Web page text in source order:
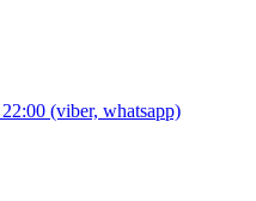
(viber, whatsapp)